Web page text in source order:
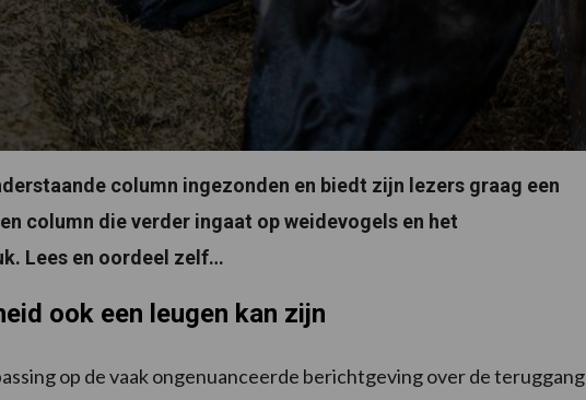
column ingezonden en biedt zijn lezers graag een
column die verder ingaat op weidevogels en het
Lees en oordeel zelf…
ook een leugen kan zijn
op de vaak ongenuanceerde berichtgeving over de teruggang